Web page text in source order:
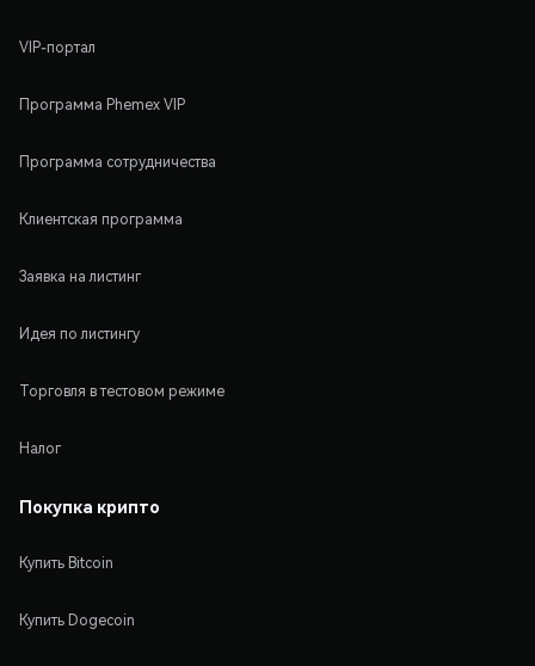
VIP-портал
Программа Phemex VIP
Программа сотрудничества
Клиентская программа
Заявка на листинг
Идея по листингу
Торговля в тестовом режиме
Налог
Покупка крипто
Купить Bitcoin
Купить Dogecoin